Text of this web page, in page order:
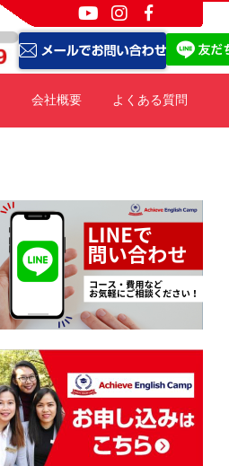
会社概要 よくある質問